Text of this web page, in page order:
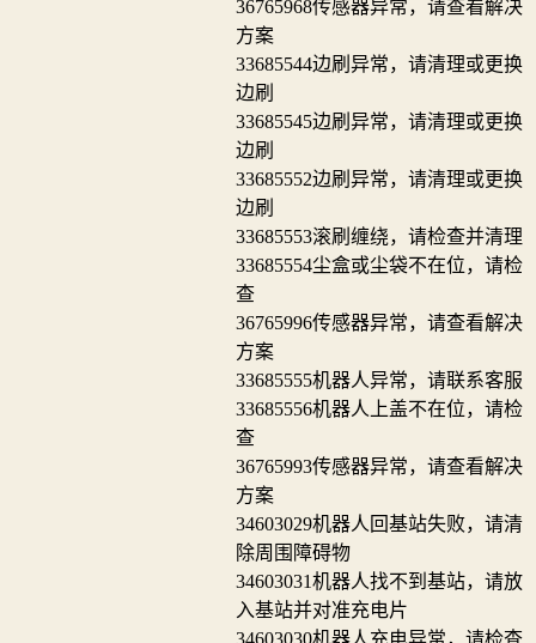
36765968传感器异常，请查看解决
方案
33685544边刷异常，请清理或更换
边刷
33685545边刷异常，请清理或更换
边刷
33685552边刷异常，请清理或更换
边刷
33685553滚刷缠绕，请检查并清理
33685554尘盒或尘袋不在位，请检
查
36765996传感器异常，请查看解决
方案
33685555机器人异常，请联系客服
33685556机器人上盖不在位，请检
查
36765993传感器异常，请查看解决
方案
34603029机器人回基站失败，请清
除周围障碍物
34603031机器人找不到基站，请放
入基站并对准充电片
34603030机器人充电异常，请检查